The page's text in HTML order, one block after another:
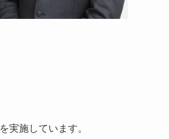
を実施しています。